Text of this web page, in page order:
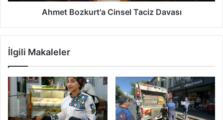
a
d
a
i
s
l
Ahmet Bozkurt'a Cinsel Taciz Davası
İlgili Makaleler